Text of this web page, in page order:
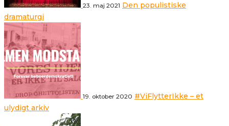
23. maj 2021 Den populistiske
dramaturgi
19. oktober 2020 #ViFlytterIkke – et
ulydigt arkiv